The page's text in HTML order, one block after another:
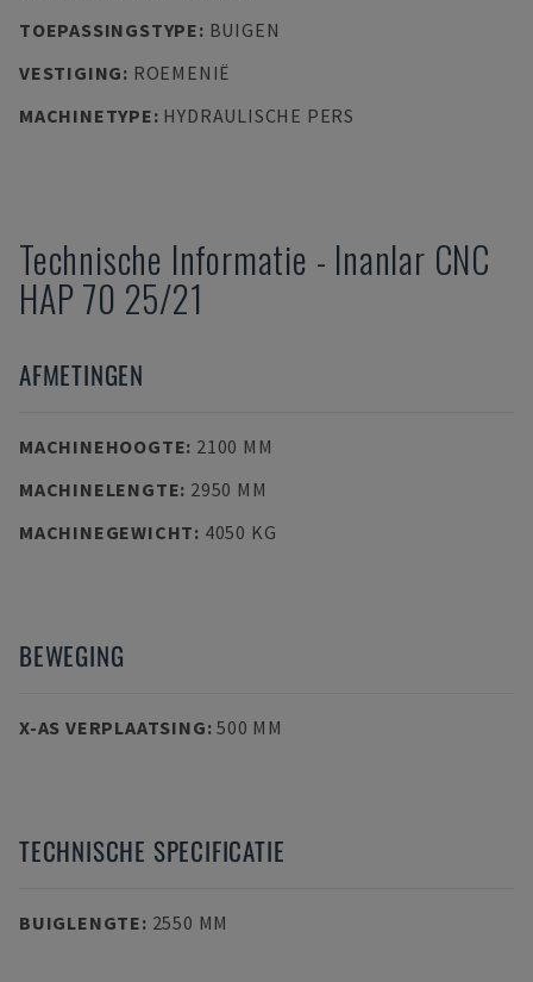
TOEPASSINGSTYPE: BUIGEN
VESTIGING: ROEMENIË
MACHINETYPE: HYDRAULISCHE PERS
Technische Informatie - Inanlar CNC
HAP 70 25/21
AFMETINGEN
MACHINEHOOGTE: 2100 MM
MACHINELENGTE: 2950 MM
MACHINEGEWICHT: 4050 KG
BEWEGING
X-AS VERPLAATSING:500 MM
TECHNISCHE SPECIFICATIE
BUIGLENGTE: 2550 MM